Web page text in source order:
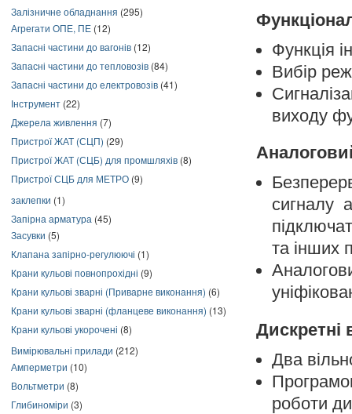
Залізничне обладнання (295)
Агрегати ОПЕ, ПЕ (12)
Запасні частини до вагонів (12)
Запасні частини до тепловозів (84)
Запасні частини до електровозів (41)
Інструмент (22)
Джерела живлення (7)
Пристрої ЖАТ (СЦП) (29)
Пристрої ЖАТ (СЦБ) для промшляхів (8)
Пристрої СЦБ для МЕТРО (9)
заклепки (1)
Запірна арматура (45)
Засувки (5)
Клапана запірно-регулюючі (1)
Крани кульові повнопрохідні (9)
Крани кульові зварні (Приварне виконання) (6)
Крани кульові зварні (фланцеве виконання) (13)
Крани кульові укорочені (8)
Вимірювальні прилади (212)
Амперметри (10)
Вольтметри (8)
Глибиноміри (3)
Функція
Вибір
виходу
сигналу
та інших
Дискретні
Два
роботи